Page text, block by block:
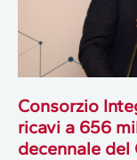
Consorzio
ricavi a 656
decennale del